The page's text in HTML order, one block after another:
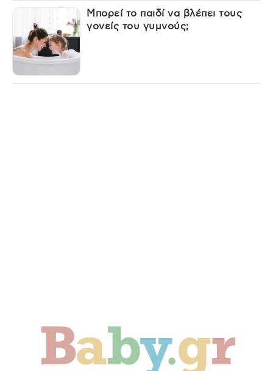
Μπορεί το παιδί να βλέπει τους
γονείς του γυμνούς;